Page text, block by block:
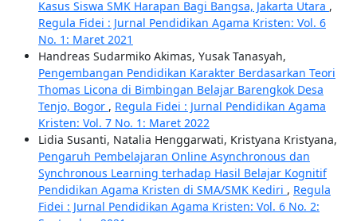
Kasus Siswa SMK Harapan Bagi Bangsa, Jakarta Utara ,
Regula Fidei : Jurnal Pendidikan Agama Kristen: Vol. 6
No. 1: Maret 2021
Handreas Sudarmiko Akimas, Yusak Tanasyah,
Pengembangan Pendidikan Karakter Berdasarkan Teori
Thomas Licona di Bimbingan Belajar Barengkok Desa
Tenjo, Bogor , Regula Fidei : Jurnal Pendidikan Agama
Kristen: Vol. 7 No. 1: Maret 2022
Lidia Susanti, Natalia Henggarwati, Kristyana Kristyana,
Pengaruh Pembelajaran Online Asynchronous dan
Synchronous Learning terhadap Hasil Belajar Kognitif
Pendidikan Agama Kristen di SMA/SMK Kediri , Regula
Fidei : Jurnal Pendidikan Agama Kristen: Vol. 6 No. 2: